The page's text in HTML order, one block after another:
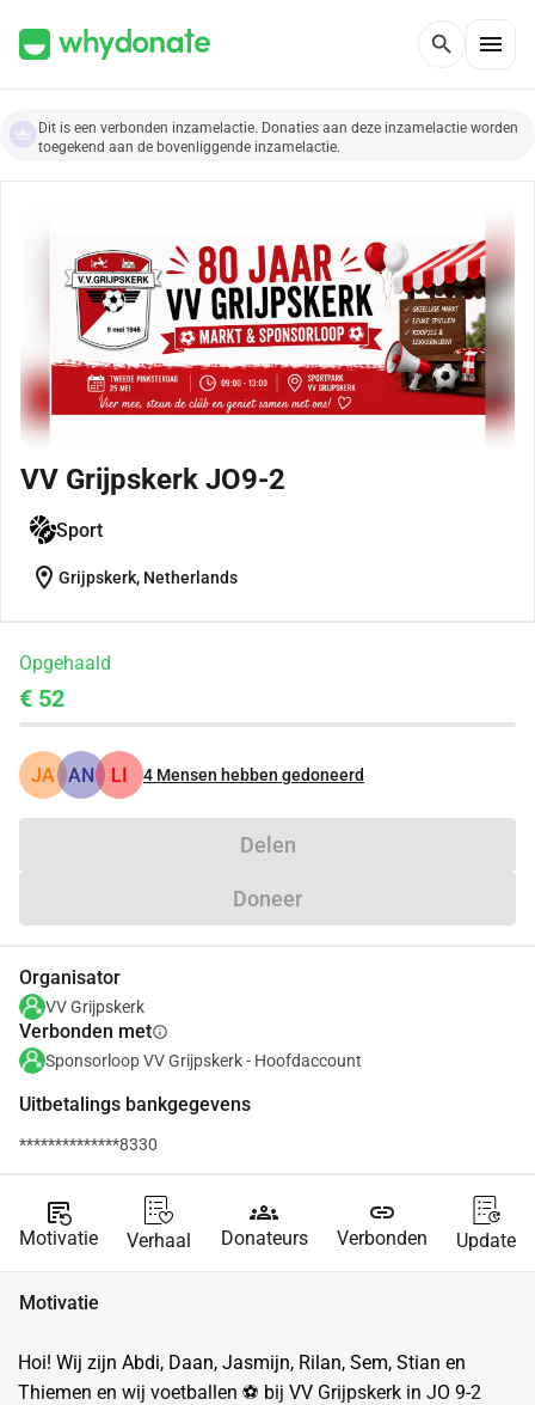
search menu
Dit is een verbonden inzamelactie. Donaties aan deze inzamelactie worden
toegekend aan de bovenliggende inzamelactie.
VV Grijpskerk JO9-2
Sport
location_on Grijpskerk, Netherlands
Opgehaald
€ 52
JA AN LI 4 Mensen hebben gedoneerd
Delen
Doneer
Organisator
VV Grijpskerk
Verbonden metinfo
Sponsorloop VV Grijpskerk - Hoofdaccount
Uitbetalings bankgegevens
**************8330
source_notes
Motivatie Verhaal
groups
Donateurs
link
Verbonden Update
Motivatie
Hoi! Wij zijn Abdi, Daan, Jasmijn, Rilan, Sem, Stian en
Thiemen en wij voetballen ⚽ bij VV Grijpskerk in JO 9-2